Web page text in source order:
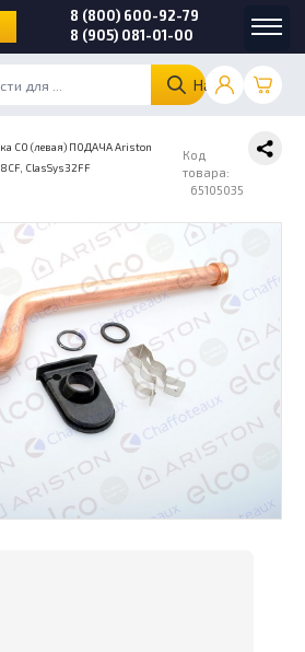
Найти
8 (800) 600-92-79
8 (905) 081-01-00
СО (левая) ПОДАЧА Ariston
ClasSys32FF
Код
товара:
65105035